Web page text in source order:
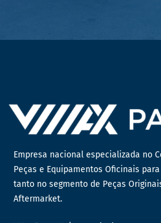
Empresa nacional especializada no
Peças e Equipamentos Oficinais
tanto no segmento de Peças
Aftermarket.